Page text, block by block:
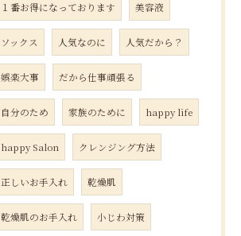
１番お得になっております 美容液
ソックス 人気なのに 人気だから？
娯楽大事 だから仕事頑張る
自分のため 家族のために happy life
happy Salon クレンジング方法
正しいお手入れ 乾燥肌
乾燥肌のお手入れ 小じわ対策